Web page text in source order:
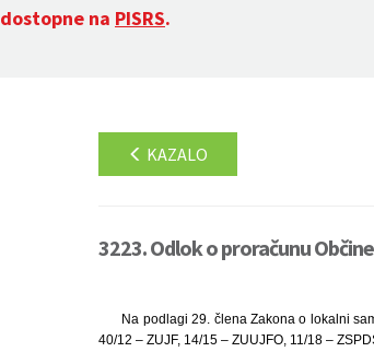
dostopne na PISRS.
KAZALO
3223. Odlok o proračunu
Na podlagi 29. člena Zakona o lokalni
40/12 – ZUJF, 14/15 – ZUUJFO, 11/18 –